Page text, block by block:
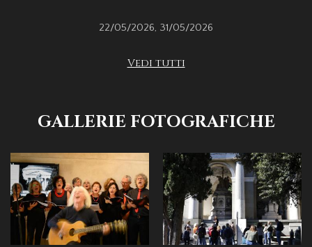
22/05/2026, 31/05/2026
Vedi tutti
GALLERIE FOTOGRAFICHE